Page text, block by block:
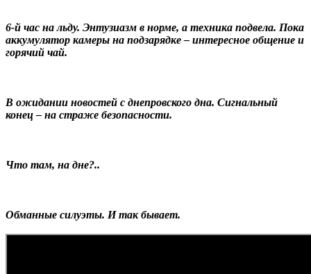
6-й час на льду. Энтузиазм в норме, а техника подвела. Пока
аккумулятор камеры на подзарядке – интересное общение и
горячий чай.
В ожидании новостей с днепровского дна. Сигнальный
конец– на страже безопасности.
Что там, на дне?..
Обманные силуэты. И так бывает.